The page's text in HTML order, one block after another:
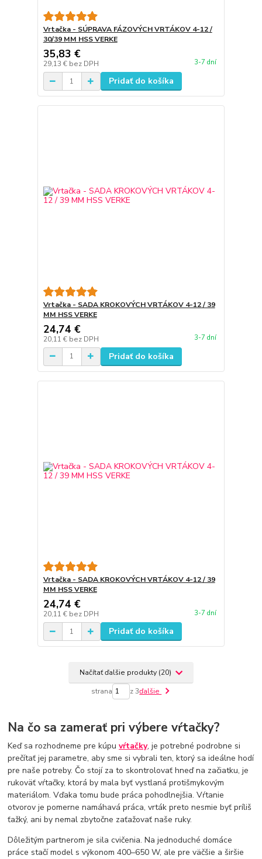
Vrtačka - SÚPRAVA FÁZOVÝCH VRTÁKOV 4-12 /
30/39 MM HSS VERKE
35,83 €
29,13 € bez DPH 3-7 dní
Pridať do košíka
Vrtačka - SADA KROKOVÝCH VRTÁKOV 4-12 / 39
MM HSS VERKE
24,74 €
20,11 € bez DPH 3-7 dní
Pridať do košíka
Vrtačka - SADA KROKOVÝCH VRTÁKOV 4-12 / 39
MM HSS VERKE
24,74 €
20,11 € bez DPH 3-7 dní
Pridať do košíka
Načítať ďalšie produkty (20)
strana z 3ďalšie
Na čo sa zamerať pri výbere vŕtačky?
Keď sa rozhodneme pre kúpuvŕtačky, je potrebné podrobne si
prečítať jej parametre, aby sme si vybrali ten, ktorý sa ideálne hodí
pre naše potreby. Čo stojí za to skontrolovať hneď na začiatku, je
rukoväť vŕtačky, ktorá by mala byť vystlaná protišmykovým
materiálom. Vďaka tomu bude práca pohodlnejšia. Vŕtanie
otvorov je pomerne namáhavá práca, vrták preto nesmie byť príliš
ťažký, ani by nemal zbytočne zaťažovať naše ruky.
Dôležitým partnerom je sila cvičenia. Na jednoduché domáce
práce stačí model s výkonom 400–650 W, ale pre väčšie a širšie